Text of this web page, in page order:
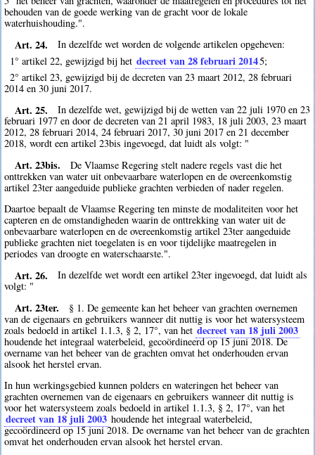
behouden van de goede werking van de gracht voor de lokale
waterhuishouding.".
Art. 24.
In dezelfde wet worden de volgende artikelen opgeheven:
1° artikel 22, gewijzigd bij het decreet van 28 februari 20145;
2° artikel 23, gewijzigd bij de decreten van 23 maart 2012, 28 februari
2014 en 30 juni 2017.
Art. 25.
In dezelfde wet, gewijzigd bij de wetten van 22 juli 1970 en 23
februari 1977 en door de decreten van 21 april 1983, 18 juli 2003, 23 maart
2012, 28 februari 2014, 24 februari 2017, 30 juni 2017 en 21 december
2018, wordt een artikel 23bis ingevoegd, dat luidt als volgt: "
Art. 23bis.
De Vlaamse Regering stelt nadere regels vast die het
onttrekken van water uit onbevaarbare waterlopen en de overeenkomstig
artikel 23ter aangeduide publieke grachten verbieden of nader regelen.
Daartoe bepaalt de Vlaamse Regering ten minste de modaliteiten voor het
capteren en de omstandigheden waarin de onttrekking van water uit de
onbevaarbare waterlopen en de overeenkomstig artikel 23ter aangeduide
publieke grachten niet toegelaten is en voor tijdelijke maatregelen in
periodes van droogte en waterschaarste.".
Art. 26.
In dezelfde wet wordt een artikel 23ter ingevoegd, dat luidt als
volgt: "
Art. 23ter.
§ 1. De gemeente kan het beheer van grachten overnemen
van de eigenaars en gebruikers wanneer dit nuttig is voor het watersysteem
zoals bedoeld in artikel 1.1.3, § 2, 17°, van het decreet van 18 juli 2003
houdende het integraal waterbeleid, gecoördineerd op 15 juni 2018. De
overname van het beheer van de grachten omvat het onderhouden ervan
alsook het herstel ervan.
In hun werkingsgebied kunnen polders en wateringen het beheer van
grachten overnemen van de eigenaars en gebruikers wanneer dit nuttig is
voor het watersysteem zoals bedoeld in artikel 1.1.3, § 2, 17°, van het
decreet van 18 juli 2003 houdende het integraal waterbeleid,
gecoördineerd op 15 juni 2018. De overname van het beheer van de grachten
omvat het onderhouden ervan alsook het herstel ervan.